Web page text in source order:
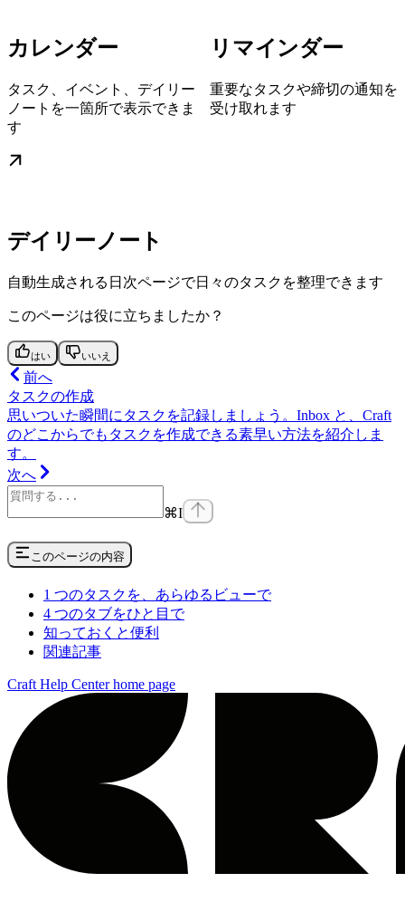
カレンダー
タスク、イベント、デイリー
ノートを一箇所で表示できま
す
リマインダー
重要なタスクや締切の通知を
受け取れます
デイリーノート
自動生成される日次ページで日々のタスクを整理できます
このページは役に立ちましたか？
はい いいえ
前へ
タスクの作成
思いついた瞬間にタスクを記録しましょう。Inbox と、Craft
のどこからでもタスクを作成できる素早い方法を紹介しま
す。
次へ
⌘I
このページの内容
1 つのタスクを、あらゆるビューで
4 つのタブをひと目で
知っておくと便利
関連記事
Craft Help Centerhome page